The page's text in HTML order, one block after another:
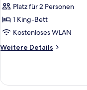
1
Schlafzimmer,
Nichtraucher,
anzeigen
Platz für 2 Personen
1 King-Bett
Kostenloses WLAN
Weitere Details
Weitere
Suite,